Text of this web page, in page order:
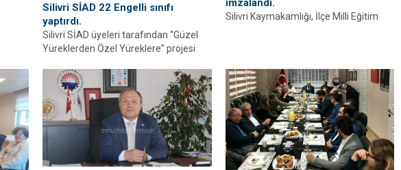
Silivri SİAD 22 Engelli sınıfı
yaptırdı.
Silivri SİAD üyeleri tarafından “Güzel
Yüreklerden Özel Yüreklere” projesi
oluşturulan Engelli Sınıflarının...
imzalandı.
Silivri Kaymakamlığı, İlçe Milli Eğitim